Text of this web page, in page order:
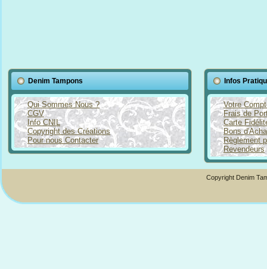
Denim Tampons
Qui Sommes Nous ?
CGV
Info CNIL
Copyright des Créations
Pour nous Contacter
Infos
Votre
Frais de
Carte
Bons
Règlement
Revendeurs
Copyright Denim